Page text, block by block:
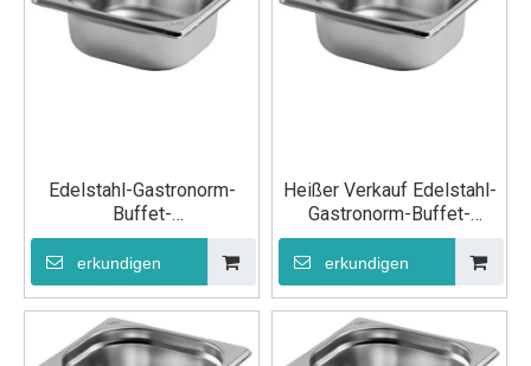
Edelstahl-Gastronorm-
Buffet-
Lebensmittelpfanne GN
1/6 65 mm für
Küchengeräte
erkundigen
Heißer Verkauf Edelstahl-
Gastronorm-Buffet-
Lebensmittelpfanne GN
1/6 100 mm für
Küchengeräte
erkundigen